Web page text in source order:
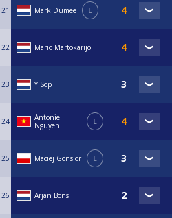
21 Mark Dumee L
22 Mario Martokarijo
23 Y Sop
24
Antonie
Nguyen
L
25 Maciej Gonsior L
26 Arjan Bons